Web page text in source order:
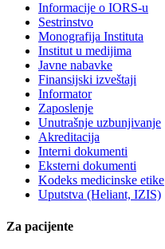
Informacije o IORS-u
Sestrinstvo
Monografija Instituta
Institut u medijima
Javne nabavke
Finansijski izveštaji
Informator
Zaposlenje
Unutrašnje uzbunjivanje
Akreditacija
Interni dokumenti
Eksterni dokumenti
Kodeks medicinske etike
Uputstva (Heliant, IZIS)
Za pacijente